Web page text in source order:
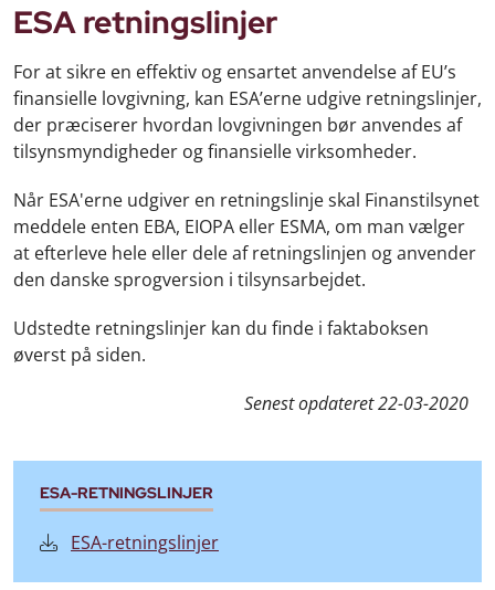
ESA retningslinjer
For at sikre en effektiv og ensartet anvendelse af EU’s
finansielle lovgivning, kan ESA’erne udgive retningslinjer,
der præciserer hvordan lovgivningen bør anvendes af
tilsynsmyndigheder og finansielle virksomheder.
Når ESA'erne udgiver en retningslinje skal Finanstilsynet
meddele enten EBA, EIOPA eller ESMA, om man vælger
at efterleve hele eller dele af retningslinjen og anvender
den danske sprogversion i tilsynsarbejdet.
Udstedte retningslinjer kan du finde i faktaboksen
øverst på siden.
Senest opdateret22-03-2020
ESA-RETNINGSLINJER
ESA-retningslinjer